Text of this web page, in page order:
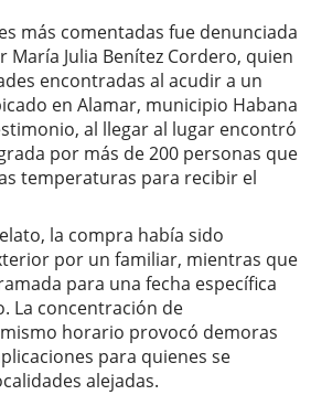
más comentadas fue denunciada
María Julia Benítez Cordero, quien
encontradas al acudir a un
en Alamar, municipio Habana
al llegar al lugar encontró
por más de 200 personas que
temperaturas para recibir el
la compra había sido
por un familiar, mientras que
para una fecha específica
La concentración de
horario provocó demoras
para quienes se
alejadas.